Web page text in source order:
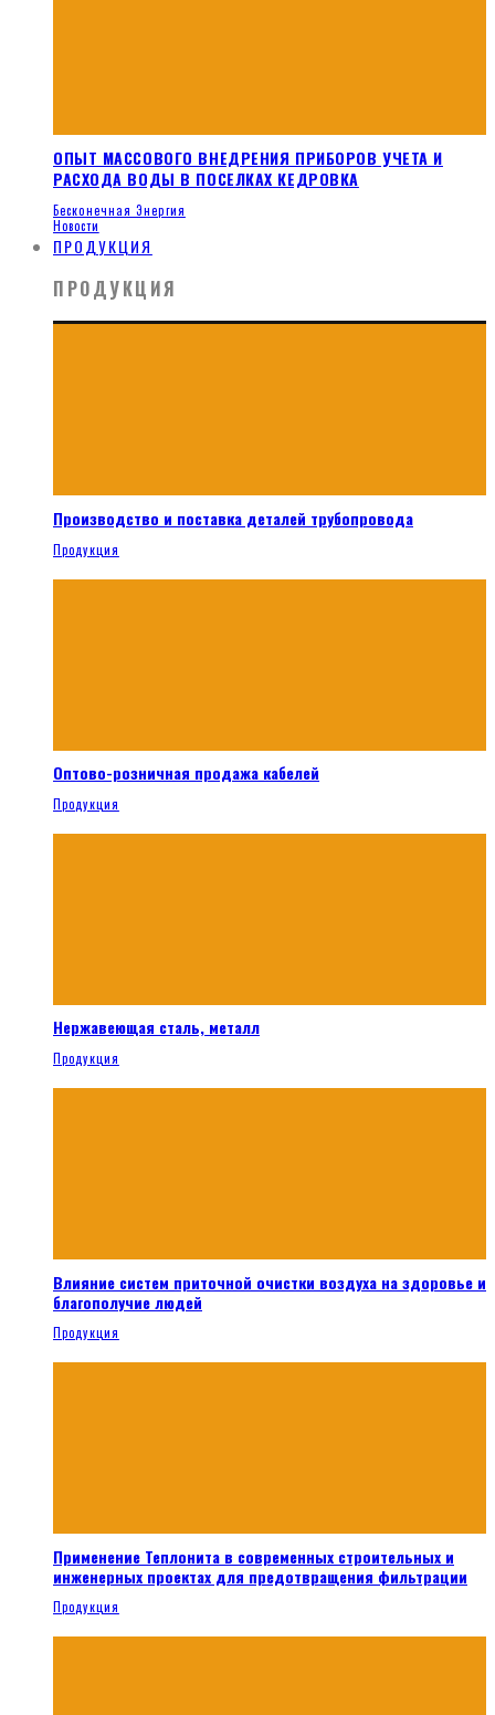
ОПЫТ МАССОВОГО ВНЕДРЕНИЯ ПРИБОРОВ УЧЕТА И
РАСХОДА ВОДЫ В ПОСЕЛКАХ КЕДРОВКА
Бесконечная Энергия
Новости
ПРОДУКЦИЯ
ПРОДУКЦИЯ
Производство и поставка деталей трубопровода
Продукция
Оптово-розничная продажа кабелей
Продукция
Нержавеющая сталь, металл
Продукция
Влияние систем приточной очистки воздуха на здоровье и
благополучие людей
Продукция
Применение Теплонита в современных строительных и
инженерных проектах для предотвращения фильтрации
Продукция